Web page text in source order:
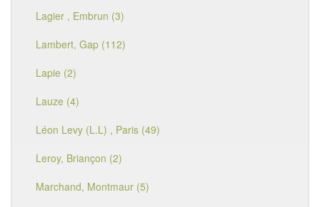
Lagier , Embrun (3)
Lambert, Gap (112)
Lapie (2)
Lauze (4)
Léon Levy (L.L) , Paris (49)
Leroy, Briançon (2)
Marchand, Montmaur (5)